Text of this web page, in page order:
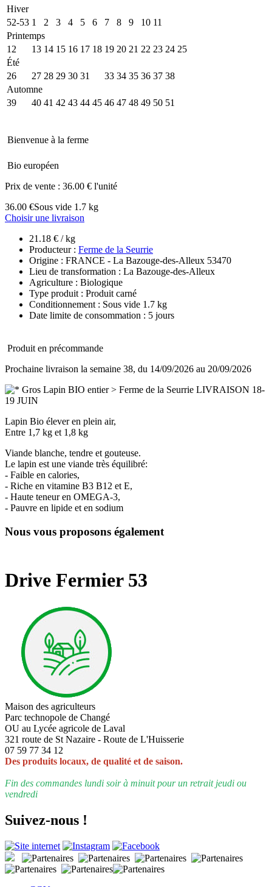
Hiver
52-53 1 2 3 4 5 6 7 8 9 10 11
Printemps
12
13 14 15 16 17 18 19 20 21 22 23 24 25
Été
26
27 28 29 30 31 33 34 35 36 37 38
Automne
39
40 41 42 43 44 45 46 47 48 49 50 51
Bienvenue à la ferme
Bio européen
Prix de vente : 36.00 € l'unité
36.00 €Sous vide 1.7 kg
Choisir une livraison
21.18 € / kg
Producteur : Ferme de la Seurrie
Origine : FRANCE - La Bazouge-des-Alleux 53470
Lieu de transformation : La Bazouge-des-Alleux
Agriculture : Biologique
Type produit : Produit carné
Conditionnement : Sous vide 1.7 kg
Date limite de consommation : 5 jours
Produit en précommande
Prochaine livraison la semaine 38, du 14/09/2026 au 20/09/2026
Lapin Bio élever en plein air,
Entre 1,7 kg et 1,8 kg
Viande blanche, tendre et gouteuse.
Le lapin est une viande très équilibré:
- Faible en calories,
- Riche en vitamine B3 B12 et E,
- Haute teneur en OMEGA-3,
- Pauvre en lipide et en sodium
Nous vous proposons également
Drive Fermier 53
Maison des agriculteurs
Parc technopole de Changé
OU au Lycée agricole de Laval
321 route de St Nazaire - Route de L'Huisserie
07 59 77 34 12
Des produits locaux, de qualité et de saison.
Fin des commandes lundi soir à minuit pour un retrait jeudi ou
vendredi
Suivez-nous !